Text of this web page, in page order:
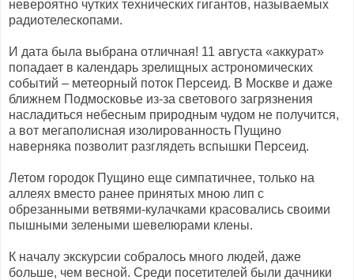
невероятно чутких технических гигантов, называемых
радиотелескопами.
И дата была выбрана отличная! 11 августа «аккурат»
попадает в календарь зрелищных астрономических
событий – метеорный поток Персеид. В Москве и даже
ближнем Подмосковье из-за светового загрязнения
насладиться небесным природным чудом не получится,
а вот мегаполисная изолированность Пущино
наверняка позволит разглядеть вспышки Персеид.
Летом городок Пущино еще симпатичнее, только на
аллеях вместо ранее принятых мною лип с
обрезанными ветвями-кулачками красовались своими
пышными зелеными шевелюрами клены.
К началу экскурсии собралось много людей, даже
больше, чем весной. Среди посетителей были дачники